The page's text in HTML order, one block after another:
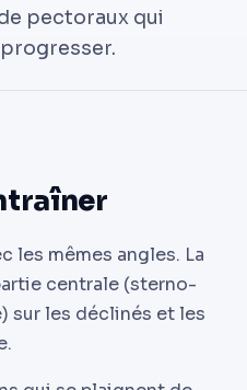
pectoraux qui
les mêmes angles. La
centrale (sterno-
sur les déclinés et les